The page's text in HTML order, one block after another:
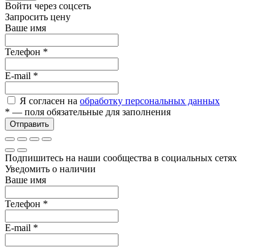
Войти через соцсеть
Запросить цену
Ваше имя
Телефон *
E-mail *
Я согласен на обработку персональных данных
* — поля обязательные для заполнения
Отправить
Подпишитесь на наши сообщества в социальных сетях
Уведомить о наличии
Ваше имя
Телефон *
E-mail *